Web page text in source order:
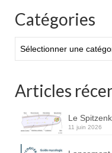
Catégories
Articles
Le
11 juin 2026